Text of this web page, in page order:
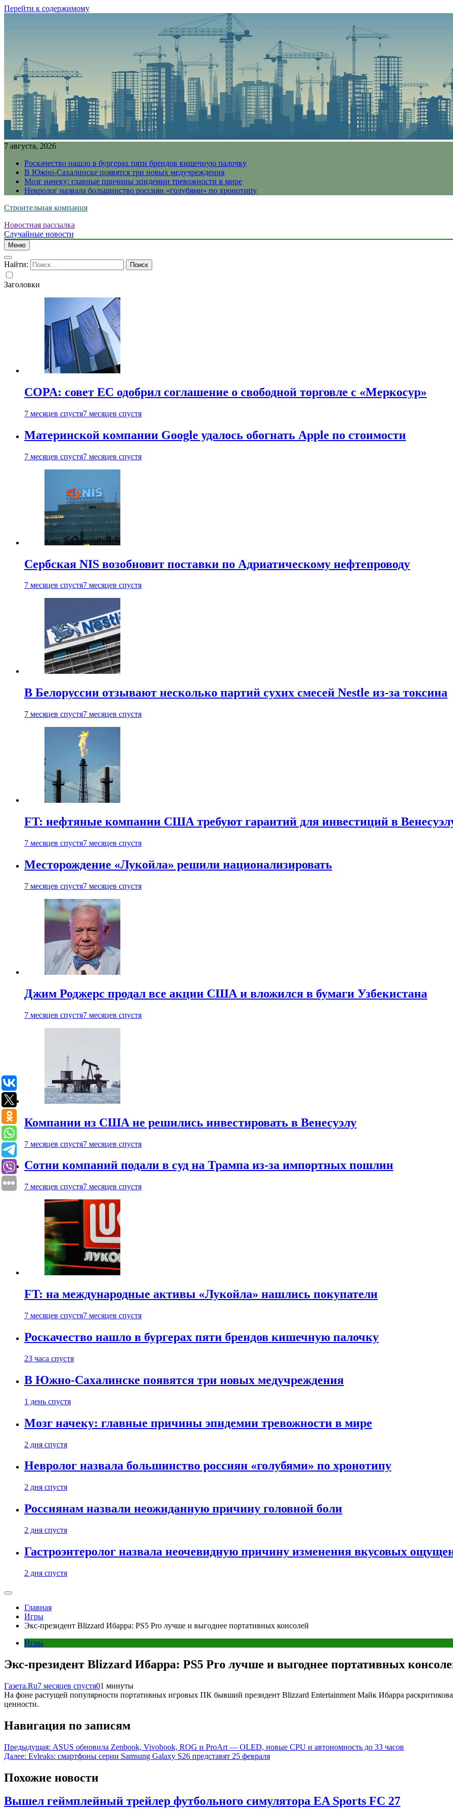
Перейти к содержимому
7 августа, 2026
Роскачество нашло в бургерах пяти брендов кишечную палочку
В Южно-Сахалинске появятся три новых медучреждения
Мозг начеку: главные причины эпидемии тревожности в мире
Невролог назвала большинство россиян «голубями» по хронотипу
Строительная компания
Новостная рассылка
Случайные новости
Меню
Найти:
Заголовки
COPA: совет ЕС одобрил соглашение о свободной торговле с «Меркосур»
7 месяцев спустя7 месяцев спустя
Материнской компании Google удалось обогнать Apple по стоимости
7 месяцев спустя7 месяцев спустя
Сербская NIS возобновит поставки по Адриатическому нефтепроводу
7 месяцев спустя7 месяцев спустя
В Белоруссии отзывают несколько партий сухих смесей Nestle из-за токсина
7 месяцев спустя7 месяцев спустя
FT: нефтяные компании США требуют гарантий для инвестиций в
7 месяцев спустя7 месяцев спустя
Месторождение «Лукойла» решили национализировать
7 месяцев спустя7 месяцев спустя
Джим Роджерс продал все акции США и вложился в бумаги Узбекистана
7 месяцев спустя7 месяцев спустя
Компании из США не решились инвестировать в Венесуэлу
7 месяцев спустя7 месяцев спустя
Сотни компаний подали в суд на Трампа из-за импортных пошлин
7 месяцев спустя7 месяцев спустя
FT: на международные активы «Лукойла» нашлись покупатели
7 месяцев спустя7 месяцев спустя
Роскачество нашло в бургерах пяти брендов кишечную палочку
23 часа спустя
В Южно-Сахалинске появятся три новых медучреждения
1 день спустя
Мозг начеку: главные причины эпидемии тревожности в мире
2 дня спустя
Невролог назвала большинство россиян «голубями» по хронотипу
2 дня спустя
Россиянам назвали неожиданную причину головной боли
2 дня спустя
Гастроэнтеролог назвала неочевидную причину изменения вкусовых
2 дня спустя
Главная
Игры
Экс-президент Blizzard Ибарра: PS5 Pro лучше и выгоднее портативных консолей
Игры
Экс-президент Blizzard Ибарра: PS5 Pro лучше и выгоднее портативных
Газета.Ru7 месяцев спустя01 минуты
На фоне растущей популярности портативных игровых ПК бывший президент Blizzard Entertainment Майк Ибарра
ценности.
Навигация по записям
Предыдущая: ASUS обновила Zenbook, Vivobook, ROG и ProArt — OLED, новые CPU и автономность до 33 часов
Далее: Evleaks: смартфоны серии Samsung Galaxy S26 представят 25 февраля
Похожие новости
Вышел геймплейный трейлер футбольного симулятора EA Sports FC 27